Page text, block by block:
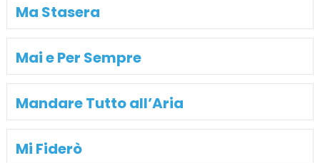
Ma Stasera
Mai e Per Sempre
Mandare Tutto all’Aria
Mi Fiderò